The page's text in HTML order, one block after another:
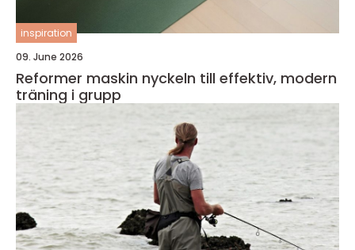
inspiration
09. June 2026
Reformer maskin nyckeln till effektiv, modern
träning i grupp